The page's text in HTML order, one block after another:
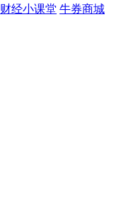
财经小课堂 牛券商城